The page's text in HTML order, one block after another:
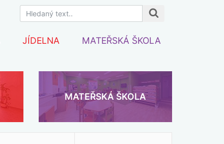
JÍDELNA MATEŘSKÁ ŠKOLA
MATEŘSKÁ ŠKOLA